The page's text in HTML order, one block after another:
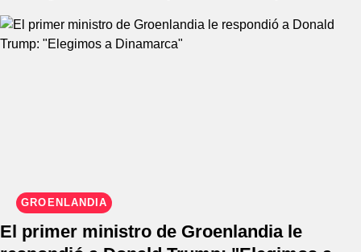
GROENLANDIA
El primer ministro de Groenlandia le